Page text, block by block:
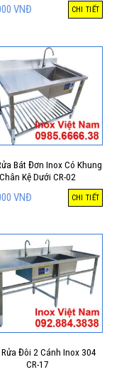
VNĐ CHI TIẾT
Bát Đơn Inox Có Khung
Chân Kệ Dưới CR-02
VNĐ CHI TIẾT
Đôi 2 Cánh Inox 304
CR-17